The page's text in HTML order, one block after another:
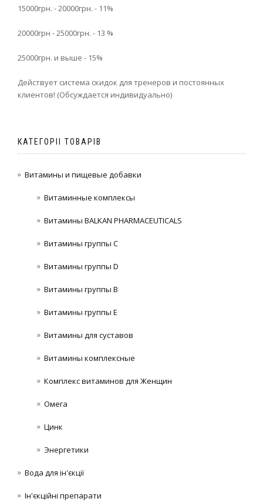
15000грн. - 20000грн. - 11%
20000грн - 25000грн. - 13 %
25000грн. и выше - 15%
Действует система скидок для тренеров и постоянных
клиентов! (Обсуждается индивидуально)
КАТЕГОРІІ ТОВАРІВ
Витамины и пищевые добавки
Витаминные комплексы
Витамины BALKAN PHARMACEUTICALS
Витамины группы C
Витамины группы D
Витамины группы В
Витамины группы Е
Витамины для суставов
Витамины комплексные
Комплекс витаминов для Женщин
Омега
Цинк
Энергетики
Вода для ін'єкції
Ін'єкційні препарати